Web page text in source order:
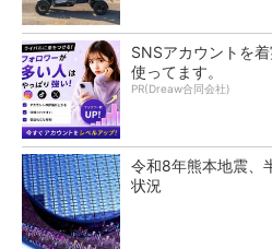
SNSアカウントを
使ってます。
PR(Dreaw合同会社)
令和8年熊本地震、
状況